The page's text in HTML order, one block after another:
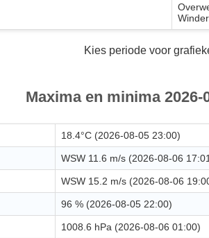
Kies periode voor
Maxima en minima 2026-
18.4°C (2026-08-05 23:00)
WSW 11.6 m/s (2026-08-06
WSW 15.2 m/s (2026-08-06
96 % (2026-08-05 22:00)
1008.6 hPa (2026-08-06 01:00)